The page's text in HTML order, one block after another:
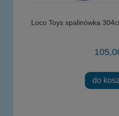
Loco Toys spalinówka
do